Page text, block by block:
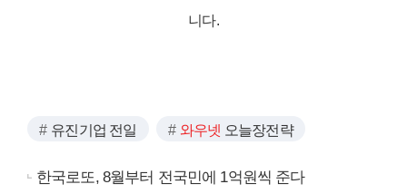
니다.
유진기업 전일 와우넷 오늘장전략
한국로또, 8월부터 전국민에 1억원씩 준다